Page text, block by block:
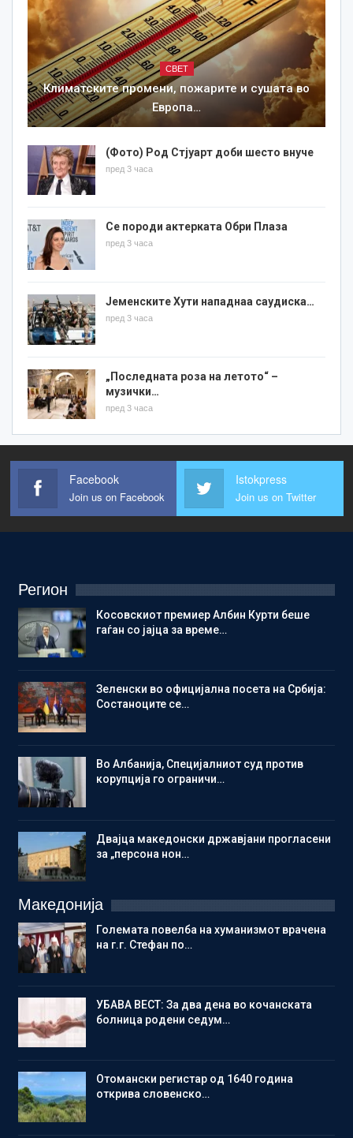
СВЕТ
Климатските промени, пожарите и сушата во
Европа…
(Фото) Род Стјуарт доби шесто внуче
пред 3 часа
Се породи актерката Обри Плаза
пред 3 часа
Јеменските Хути нападнаа саудиска…
пред 3 часа
„Последната роза на летото“ –
музички…
пред 3 часа
Facebook
Join us on Facebook
Istokpress
Join us on Twitter
Регион
Косовскиот премиер Албин Курти беше
гаѓан со јајца за време…
Зеленски во официјална посета на Србија:
Состаноците се…
Во Албанија, Специјалниот суд против
корупција го ограничи…
Двајца македонски државјани прогласени
за „персона нон…
Македонија
Големата повелба на хуманизмот врачена
на г.г. Стефан по…
УБАВА ВЕСТ: За два дена во кочанската
болница родени седум…
Отомански регистар од 1640 година
открива словенско…